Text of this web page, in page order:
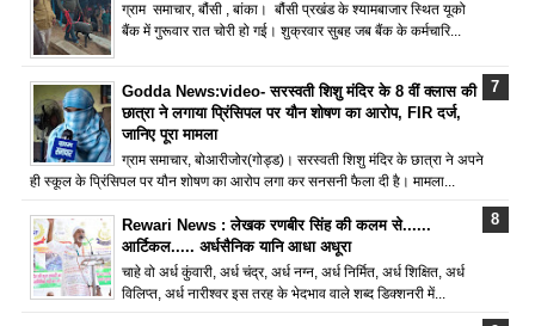
ग्राम समाचार, बौंसी , बांका। बौंसी प्रखंड के श्यामबाजार स्थित यूको
बैंक में गुरूवार रात चोरी हो गई। शुक्रवार सुबह जब बैंक के कर्मचारि...
Godda News:video- सरस्वती शिशु मंदिर के 8 वीं क्लास की
छात्रा ने लगाया प्रिंसिपल पर यौन शोषण का आरोप, FIR दर्ज,
जानिए पूरा मामला
ग्राम समाचार, बोआरीजोर(गोड्ड)। सरस्वती शिशु मंदिर के छात्रा ने अपने
ही स्कूल के प्रिंसिपल पर यौन शोषण का आरोप लगा कर सनसनी फैला दी है। मामला...
Rewari News : लेखक रणबीर सिंह की कलम से......
आर्टिकल..... अर्धसैनिक यानि आधा अधूरा
चाहे वो अर्ध कुंवारी, अर्ध चंद्र, अर्ध नग्न, अर्ध निर्मित, अर्ध शिक्षित, अर्ध
विलिप्त, अर्ध नारीश्वर इस तरह के भेदभाव वाले शब्द डिक्शनरी में...